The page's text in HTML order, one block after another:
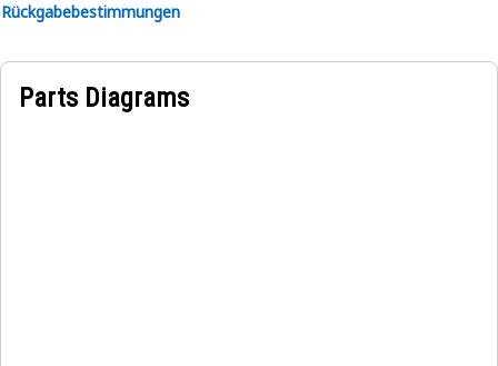
Rückgabebestimmungen
Parts Diagrams